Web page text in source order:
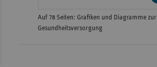
Auf 78 Seiten: Grafiken und Diagramme zur
Gesundheitsversorgung